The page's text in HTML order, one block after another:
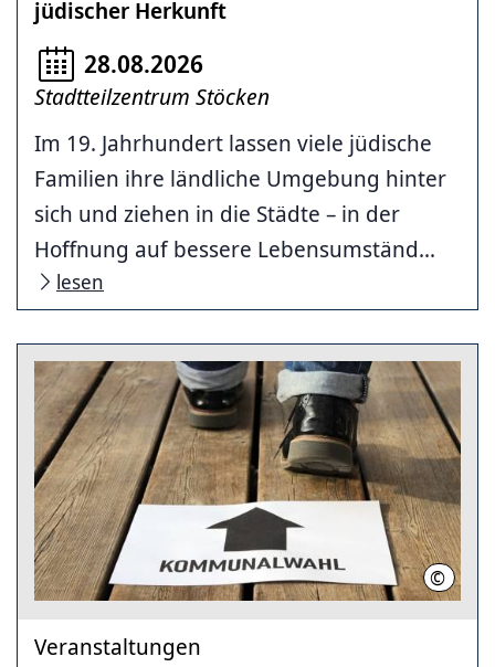
jüdischer Herkunft
28.08.2026
Stadtteilzentrum Stöcken
Im 19. Jahrhundert lassen viele jüdische
Familien ihre ländliche Umgebung hinter
sich und ziehen in die Städte – in der
Hoffnung auf bessere Lebensumständ...
lesen
© (c)
Veranstaltungen